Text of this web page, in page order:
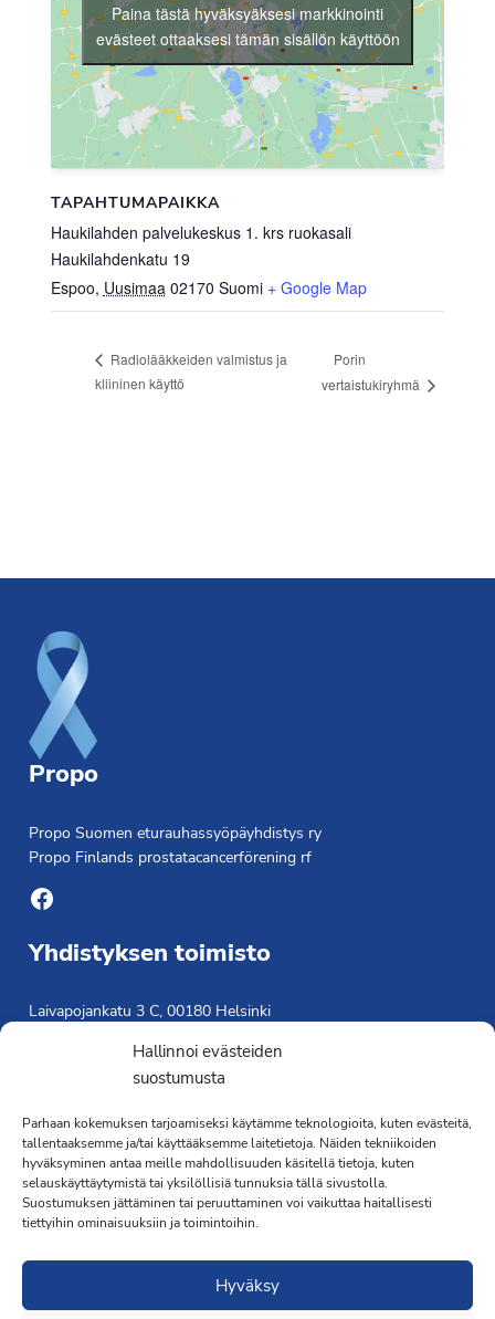
Hallinnoi evästeiden
suostumusta
Parhaan kokemuksen tarjoamiseksi käytämme teknologioita, kuten evästeitä,
tallentaaksemme ja/tai käyttääksemme laitetietoja. Näiden tekniikoiden
hyväksyminen antaa meille mahdollisuuden käsitellä tietoja, kuten
selauskäyttäytymistä tai yksilöllisiä tunnuksia tällä sivustolla.
Suostumuksen jättäminen tai peruuttaminen voi vaikuttaa haitallisesti
tiettyihin ominaisuuksiin ja toimintoihin.
Hyväksy
TAPAHTUMAPAIKKA
Haukilahden palvelukeskus 1. krs ruokasali
Haukilahdenkatu 19
Espoo, Uusimaa 02170 Suomi + Google Map
Paina tästä hyväksyäksesi markkinointi
evästeet ottaaksesi tämän sisällön käyttöön
Radiolääkkeiden valmistus ja
kliininen käyttö
Porin
vertaistukiryhmä
Propo
Propo Suomen eturauhassyöpäyhdistys ry
Propo Finlands prostatacancerförening rf
Facebook
Yhdistyksen toimisto
Laivapojankatu 3 C, 00180 Helsinki
Saavutettavuusseloste »
Toiminnanjohtaja
Kimmo Järvinen
Terveydenhoitaja
041 501 4176